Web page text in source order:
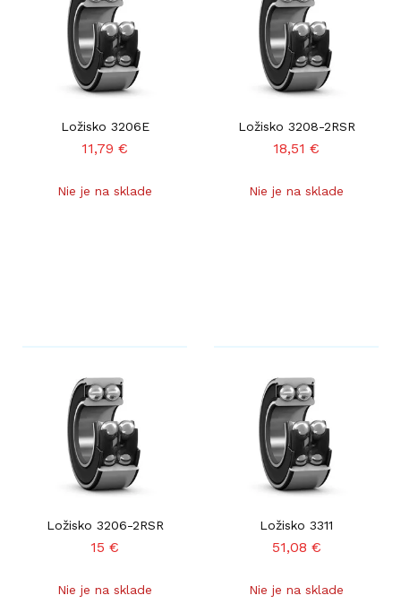
Ložisko 3206E
11,79 €
Nie je na sklade
Ložisko 3208-2RSR
18,51 €
Nie je na sklade
Ložisko 3206-2RSR
15 €
Nie je na sklade
Ložisko 3311
51,08 €
Nie je na sklade